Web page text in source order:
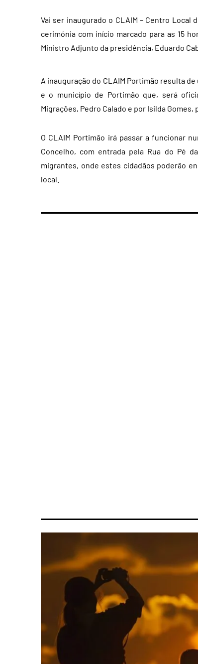
Vai ser inaugurado o CLAIM – Centro
cerimónia com início marcado para as 15
Ministro Adjunto da presidência, Eduardo
A inauguração do CLAIM Portimão resulta
e o município de Portimão que, será
Migrações, Pedro Calado e por Isilda
O CLAIM Portimão irá passar a funcionar
Concelho, com entrada pela Rua do Pé
migrantes, onde estes cidadãos poderão
local.